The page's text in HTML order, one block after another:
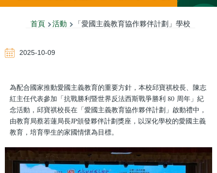
連
首頁 活動 「愛國主義教育協作夥伴計劃」學校
2025-10-09
為配合國家推動愛國主義教育的重要方針，本校邱寶祺校長、陳志
紅主任代表參加「抗戰勝利暨世界反法西斯戰爭勝利 80 周年」紀
念活動，邱寶祺校長在「愛國主義教育協作夥伴計劃」啟動禮中，
由教育局蔡若蓮局長JP頒發夥伴計劃獎座，以深化學校的愛國主義
教育，培育學生的家國情懷為目標。